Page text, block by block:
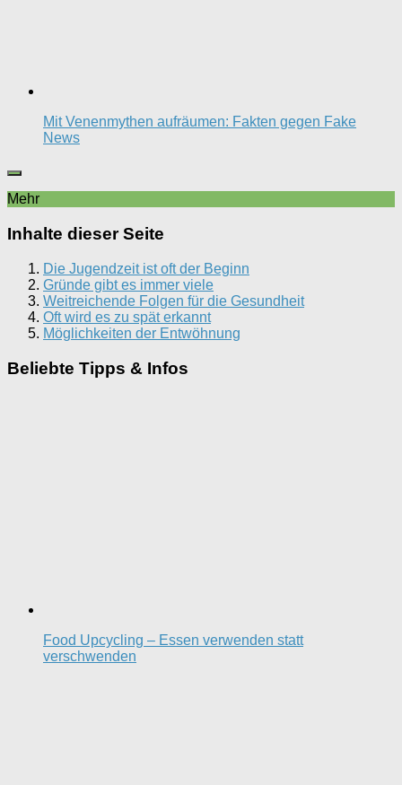
Mit Venenmythen aufräumen: Fakten gegen Fake
News
Mehr
Inhalte dieser Seite
Die Jugendzeit ist oft der Beginn
Gründe gibt es immer viele
Weitreichende Folgen für die Gesundheit
Oft wird es zu spät erkannt
Möglichkeiten der Entwöhnung
Beliebte Tipps & Infos
Food Upcycling – Essen verwenden statt
verschwenden